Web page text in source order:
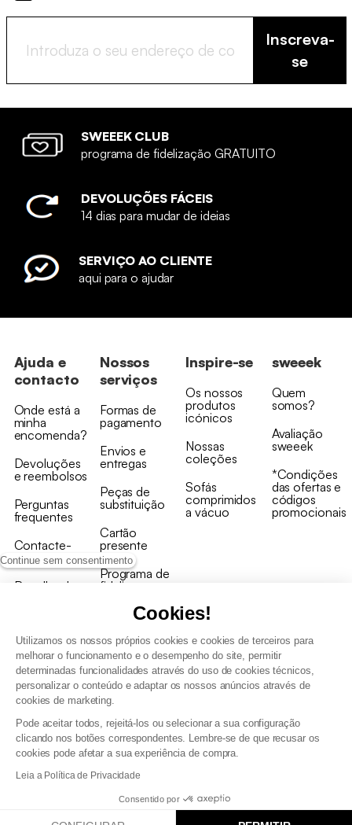
Continue sem consentimento
Cookies!
Utilizamos os nossos próprios cookies e cookies de terceiros para
melhorar o funcionamento e o desempenho do site, permitir
determinadas funcionalidades através do uso de cookies técnicos,
personalizar o conteúdo e adaptar os nossos anúncios através de
cookies de marketing.
Pode aceitar todos, rejeitá-los ou selecionar a sua configuração
clicando nos botões correspondentes. Lembre-se de que recusar os
cookies pode afetar a sua experiência de compra.
Leia a Política de Privacidade
Consentido por
Inscreva-
se
SWEEEK CLUB
programa de fidelização GRATUITO
DEVOLUÇÕES FÁCEIS
14 dias para mudar de ideias
SERVIÇO AO CLIENTE
aqui para o ajudar
Ajuda e
contacto
Onde está a
minha
encomenda?
Devoluções
e reembolsos
Perguntas
frequentes
Contacte-
nos
Recolha de
Nossos
serviços
Formas de
pagamento
Envios e
entregas
Peças de
substituição
Cartão
presente
Programa de
fidelizaçao
Inspire-se
Os nossos
produtos
icónicos
Nossas
coleções
Sofás
comprimidos
a vácuo
sweeek
Quem
somos?
Avaliação
sweeek
*Condições
das ofertas e
códigos
promocionais
Termos e Condições Gerais de Venda e Aviso Legal
Gestão de dados pessoais e política de cookies
Termos e condições gerais de venda pro
Declaração de Acessibilidade